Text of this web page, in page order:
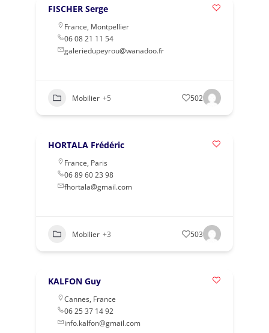
FISCHER Serge
France, Montpellier
06 08 21 11 54
galeriedupeyrou@wanadoo.fr
Mobilier +5 502
HORTALA Frédéric
France, Paris
06 89 60 23 98
fhortala@gmail.com
Mobilier +3 503
KALFON Guy
Cannes, France
06 25 37 14 92
info.kalfon@gmail.com